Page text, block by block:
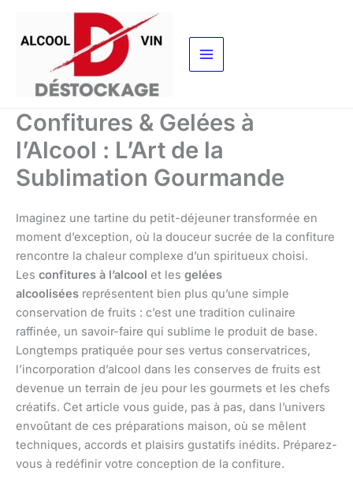
contenu
Confitures & Gelées à
l’Alcool : L’Art de la
Sublimation Gourmande
Imaginez une tartine du petit-déjeuner transformée en
moment d’exception, où la douceur sucrée de la confiture
rencontre la chaleur complexe d’un spiritueux choisi.
Les confitures à l’alcool et les gelées
alcoolisées représentent bien plus qu’une simple
conservation de fruits : c’est une tradition culinaire
raffinée, un savoir-faire qui sublime le produit de base.
Longtemps pratiquée pour ses vertus conservatrices,
l’incorporation d’alcool dans les conserves de fruits est
devenue un terrain de jeu pour les gourmets et les chefs
créatifs. Cet article vous guide, pas à pas, dans l’univers
envoûtant de ces préparations maison, où se mêlent
techniques, accords et plaisirs gustatifs inédits. Préparez-
vous à redéfinir votre conception de la confiture.